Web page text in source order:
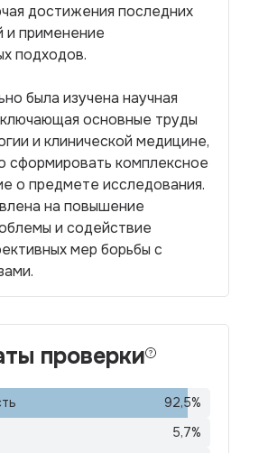
достижения последних
и применение
подходов.
была изучена научная
основные труды
и клинической медицине,
сформировать комплексное
о предмете исследования.
на повышение
и содействие
мер борьбы с
проверки
92,5%
5,7%